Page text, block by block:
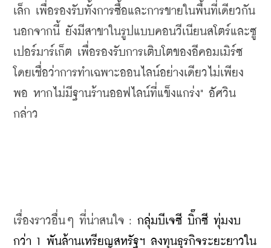
เล็ก เพื่อรองรับทั้งการซื้อและการขายในพื้นที่เดียวกัน
นอกจากนี้ ยังมีสาขาในรูปแบบคอนวีเนียนสโตร์และซู
เปอร์มาร์เก็ต เพื่อรองรับการเติบโตของอีคอมเมิร์ซ
โดยเชื่อว่าการทำเฉพาะออนไลน์อย่างเดียวไม่เพียง
พอ หากไม่มีฐานร้านออฟไลน์ที่แข็งแกร่ง" อัศวิน
กล่าว
เรื่องราวอื่นๆ ที่น่าสนใจ : กลุ่มบีเจซี บิ๊กซี ทุ่มงบ
กว่า 1 พันล้านเหรียญสหรัฐฯ ลงทุนธุรกิจระยะยาวใน